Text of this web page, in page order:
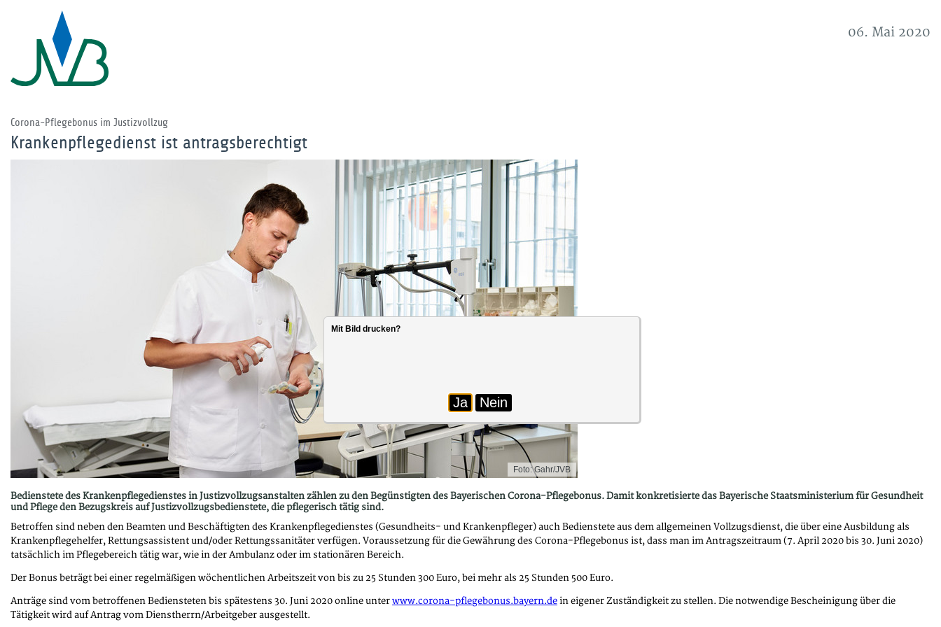
06. Mai 2020
Corona-Pflegebonus im Justizvollzug
Krankenpflegedienst ist antragsberechtigt
Foto: Gahr/JVB
Bedienstete des Krankenpflegedienstes in Justizvollzugsanstalten zählen zu den Begünstigten des Bayerischen Corona-Pflegebonus. Damit konkretisierte das Bayerische Staatsministerium für Gesundheit
und Pflege den Bezugskreis auf Justizvollzugsbedienstete, die pflegerisch tätig sind.
Betroffen sind neben den Beamten und Beschäftigten des Krankenpflegedienstes (Gesundheits- und Krankenpfleger) auch Bedienstete aus dem allgemeinen Vollzugsdienst, die über eine Ausbildung als
Krankenpflegehelfer, Rettungsassistent und/oder Rettungssanitäter verfügen. Voraussetzung für die Gewährung des Corona-Pflegebonus ist, dass man im Antragszeitraum (7. April 2020 bis 30. Juni 2020)
tatsächlich im Pflegebereich tätig war, wie in der Ambulanz oder im stationären Bereich.
Der Bonus beträgt bei einer regelmäßigen wöchentlichen Arbeitszeit von bis zu 25 Stunden 300 Euro, bei mehr als 25 Stunden 500 Euro.
Anträge sind vom betroffenen Bediensteten bis spätestens 30. Juni 2020 online unterwww.corona-pflegebonus.bayern.dein eigener Zuständigkeit zu stellen. Die notwendige Bescheinigung über die
Tätigkeit wird auf Antrag vom Dienstherrn/Arbeitgeber ausgestellt.
Mit Bild drucken?
Ja Nein